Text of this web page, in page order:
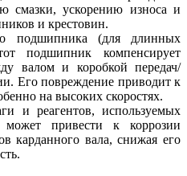
смазки, ускорению износа и
и крестовин.
подшипника (для длинных
подшипник компенсирует
валом и коробкой передач/
Его повреждение приводит к
на высоких скоростях.
и реагентов, используемых
может привести к коррозии
карданного вала, снижая его